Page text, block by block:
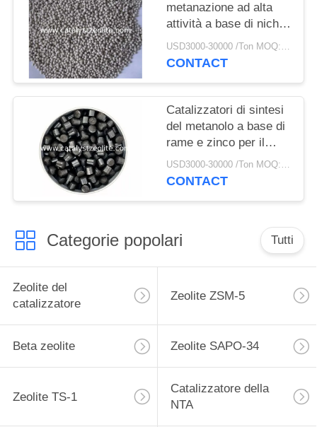
metanazione ad alta
attività a base di nichel
per la produzione di
gas di sinterizzazione
USD3000-30000 /Ton MOQ:1 chilogrammo
CONTACT
Catalizzatori di sintesi
del metanolo a base di
rame e zinco per il
processo di produzione
del metanolo
USD3000-30000 /Ton MOQ:1 chilogrammo
CONTACT
Categorie popolari Tutti
Zeolite del
catalizzatore
Zeolite ZSM-5
Beta zeolite Zeolite SAPO-34
Zeolite TS-1
Catalizzatore della
NTA